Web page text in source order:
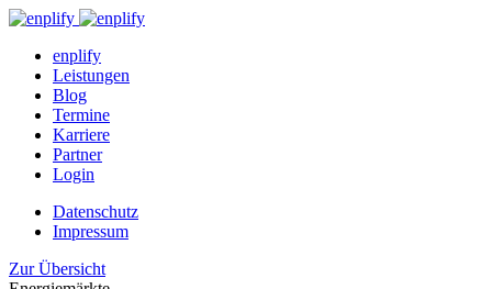
enplify
Leistungen
Blog
Termine
Karriere
Partner
Login
Datenschutz
Impressum
Zur Übersicht